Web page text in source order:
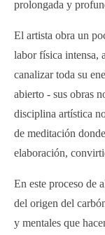
prolongada y
El artista obra un
labor física intensa,
canalizar toda su
abierto - sus obras
disciplina artística
de meditación
elaboración,
En este proceso de
del origen del
y mentales que